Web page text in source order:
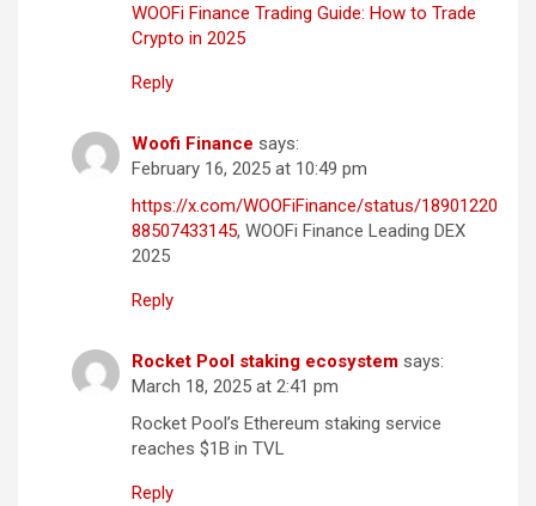
WOOFi Finance Trading Guide: How to Trade
Crypto in 2025
Reply
Woofi Finance says:
February 16, 2025 at 10:49 pm
https://x.com/WOOFiFinance/status/18901220
88507433145, WOOFi Finance Leading DEX
2025
Reply
Rocket Pool staking ecosystem says:
March 18, 2025 at 2:41 pm
Rocket Pool’s Ethereum staking service
reaches $1B in TVL
Reply